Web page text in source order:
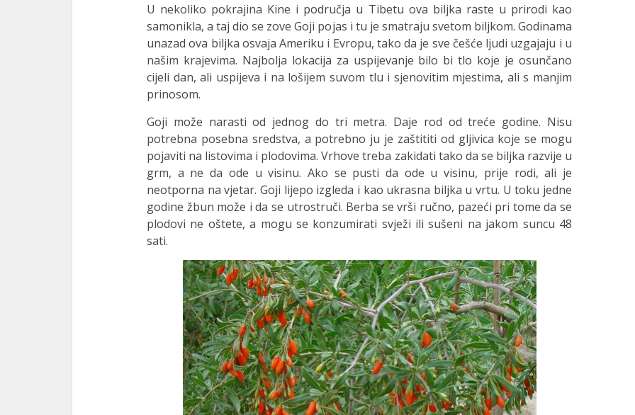
U nekoliko pokrajina Kine i područja u Tibetu ova biljka raste u prirodi kao
samonikla, a taj dio se zove Goji pojas i tu je smatraju svetom biljkom. Godinama
unazad ova biljka osvaja Ameriku i Evropu, tako da je sve češće ljudi uzgajaju i u
našim krajevima. Najbolja lokacija za uspijevanje bilo bi tlo koje je osunčano
cijeli dan, ali uspijeva i na lošijem suvom tlu i sjenovitim mjestima, ali s manjim
prinosom.
Goji može narasti od jednog do tri metra. Daje rod od treće godine. Nisu
potrebna posebna sredstva, a potrebno ju je zaštititi od gljivica koje se mogu
pojaviti na listovima i plodovima. Vrhove treba zakidati tako da se biljka razvije u
grm, a ne da ode u visinu. Ako se pusti da ode u visinu, prije rodi, ali je
neotporna na vjetar. Goji lijepo izgleda i kao ukrasna biljka u vrtu. U toku jedne
godine žbun može i da se utrostruči. Berba se vrši ručno, pazeći pri tome da se
plodovi ne oštete, a mogu se konzumirati svježi ili sušeni na jakom suncu 48
sati.